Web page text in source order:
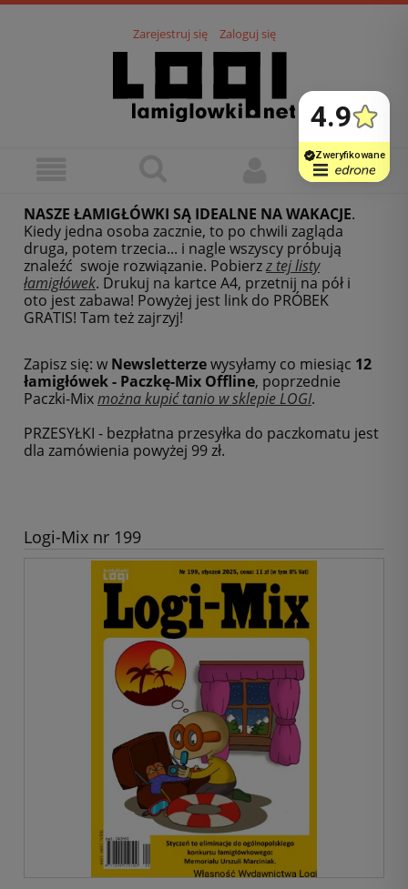
Zarejestruj się Zaloguj się
NASZE ŁAMIGŁÓWKI SĄ IDEALNE NA WAKACJE.
Kiedy jedna osoba zacznie, to po chwili zagląda
druga, potem trzecia... i nagle wszyscy próbują
znaleźć swoje rozwiązanie. Pobierzz tej listy
łamigłówek. Drukuj na kartce A4, przetnij na pół i
oto jest zabawa! Powyżej jest link do PRÓBEK
GRATIS! Tam też zajrzyj!
Zapisz się: w Newsletterzewysyłamy co miesiąc 12
łamigłówek - Paczkę-Mix Offline, poprzednie
Paczki-Mixmożna kupić tanio w sklepie LOGI.
PRZESYŁKI - bezpłatna przesyłka do paczkomatu jest
dla zamówienia powyżej 99 zł.
Logi-Mix nr 199